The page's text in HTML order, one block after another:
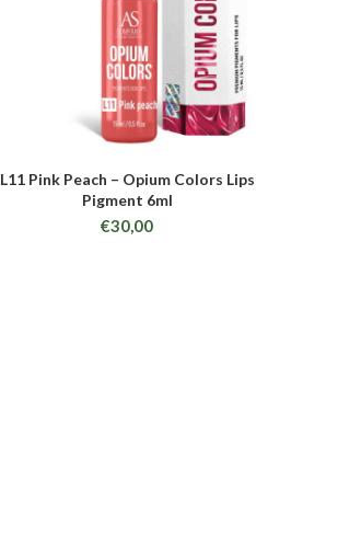
ADD TO CART
L11 Pink Peach – Opium Colors Lips
Pigment 6ml
€30,00